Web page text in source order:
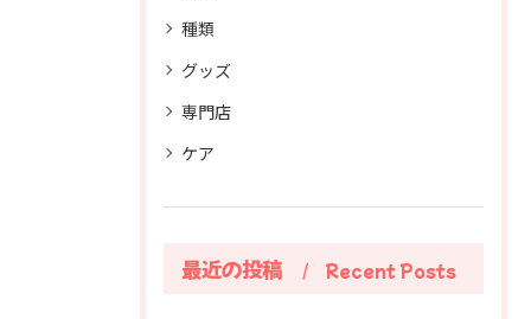
種類
グッズ
専門店
ケア
最近の投稿 Recent Posts